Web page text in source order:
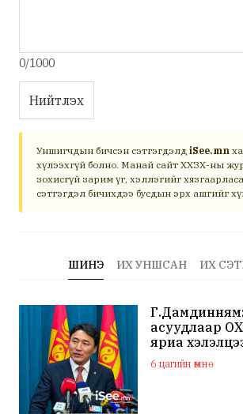
0/1000
Нийтлэх
Уншигчдын бичсэн сэтгэгдэлд iSee.mn
хүлээхгүй болно. Манай сайт ХХЗХ-ны
зохисгүй зарим үг, хэллэгийг
сэтгэгдэл бичихдээ бусдын эрх ашгийг
ШИНЭ ИХ УНШСАН ИХ
асуудлаар
яриа
6 цагийн өмнө